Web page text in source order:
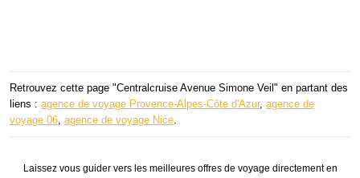
Retrouvez cette page "Centralcruise Avenue Simone Veil" en partant des
liens : agence de voyage Provence-Alpes-Côte d'Azur, agence de
voyage 06 agence de voyage Nice
Laissez vous guider vers les meilleures offres de voyage directement en